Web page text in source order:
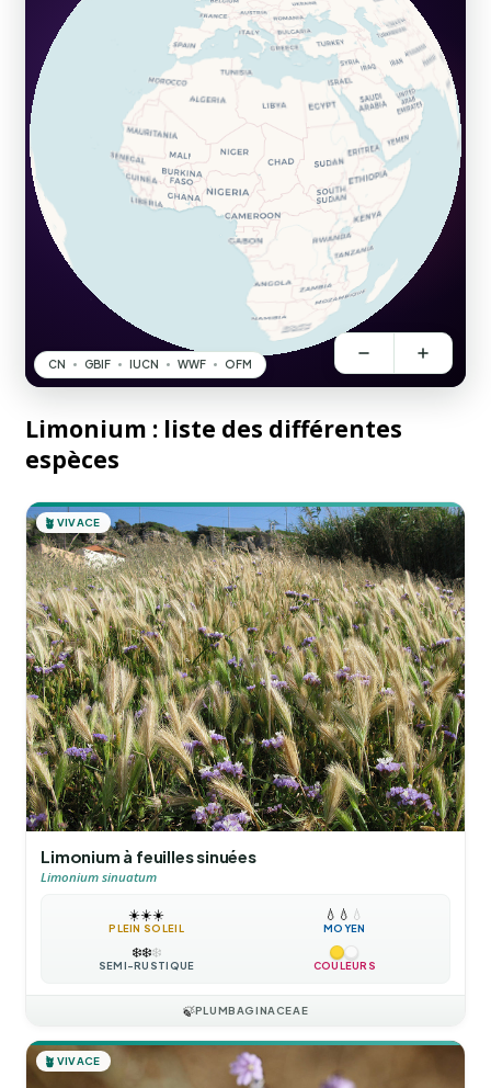
Limonium : liste des différentes
espèces
🪴 VIVACE
Limonium à feuilles sinuées
Limonium sinuatum
☀️☀️☀️
PLEIN SOLEIL
💧 💧 💧
MOYEN
❄️❄️❄️
SEMI-RUSTIQUE COULEURS
🍃PLUMBAGINACEAE
🪴 VIVACE